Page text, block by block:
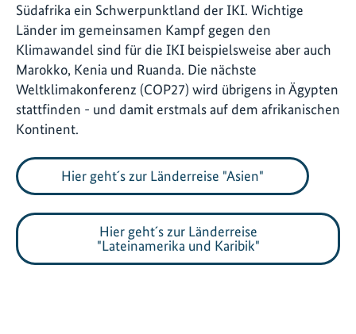
Südafrika ein Schwerpunktland der IKI. Wichtige
Länder im gemeinsamen Kampf gegen den
Klimawandel sind für die IKI beispielsweise aber auch
Marokko, Kenia und Ruanda. Die nächste
Weltklimakonferenz (COP27) wird übrigens in Ägypten
stattfinden - und damit erstmals auf dem afrikanischen
Kontinent.
Hier geht´s zur Länderreise "Asien"
Hier geht´s zur Länderreise
"Lateinamerika und Karibik"